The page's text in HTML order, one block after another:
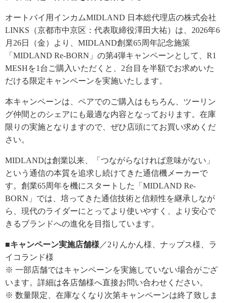
オートバイ用インカムMIDLAND 日本総代理店の株式会社
LINKS（京都市中京区：代表取締役澤田大祐）は、2026年6
月26日（金）より、MIDLAND創業65周年記念施策
「MIDLAND Re-BORN」の第4弾キャンペーンとして、R1
MESHを1台ご購入いただくと、2台目を半額でお求めいた
だける限定キャンペーンを実施いたします。
本キャンペーンは、ペアでのご購入はもちろん、ツーリン
グ仲間とのシェアにも最適な内容となっております。在庫
限りの実施となりますので、ぜひ店頭にてお買い求めくだ
さい。
MIDLANDは創業以来、「つながらなければ意味がない」
という通信の本質を追求し続けてきた通信機メーカーで
す。創業65周年を機にスタートした「MIDLAND Re-
BORN」では、培ってきた通信技術と信頼性を継承しなが
ら、現代のライダーにとってより使いやすく、より安心で
きるブランドへの進化を目指しています。
■キャンペーン実施店舗様 ／2りんかん様、ナップス様、ラ
イコランド様
※ 一部店舗ではキャンペーンを実施していない場合がござ
います。詳細は各店舗様へ直接お問い合わせください。
※ 数量限定、在庫なくなり次第キャンペーンは終了致しま